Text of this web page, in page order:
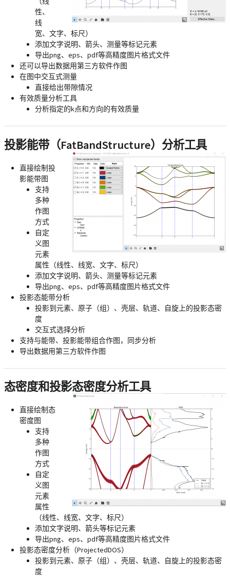
性、
线
宽、文字、标尺）
添加文字说明、箭头、测量等标记元素
导出png、eps、pdf等高精度图片格式文件
还可以导出数据用第三方软件作图
在图中交互式测量
直接给出带隙情况
有效质量分析工具
分析指定的k点和方向的有效质量
投影能带（FatBandStructure）分析工具
直接绘制投
影能带图
支持
多种
作图
方式
自定
义图
元素
属性（线性、线宽、文字、标尺）
添加文字说明、箭头、测量等标记元素
导出png、eps、pdf等高精度图片格式文件
投影态能带分析
投影到元素、原子（组）、壳层、轨道、自旋上的投影态密
度
交互式选择分析
支持与能带、投影能带组合作图，同步分析
导出数据用第三方软件作图
态密度和投影态密度分析工具
直接绘制态
密度图
支持
多种
作图
方式
自定
义图
元素
属性
（线性、线宽、文字、标尺）
添加文字说明、箭头等标记元素
导出png、eps、pdf等高精度图片格式文件
投影态密度分析（ProjectedDOS）
投影到元素、原子（组）、壳层、轨道、自旋上的投影态密
度